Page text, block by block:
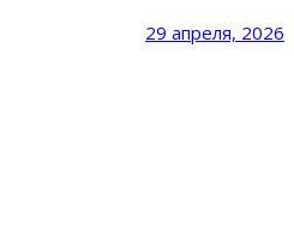
29 апреля, 2026